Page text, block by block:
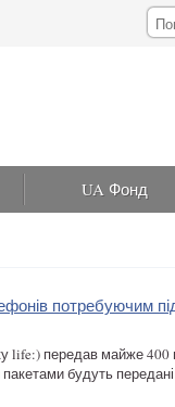
UA Фонд
потребуючим
life:) передав майже
пакетами будуть